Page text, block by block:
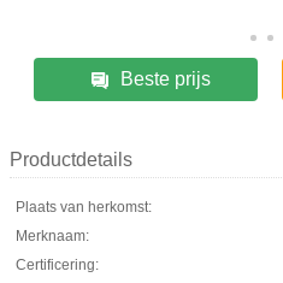
Beste prijs
Productdetails
Plaats van herkomst:
Merknaam:
Certificering: